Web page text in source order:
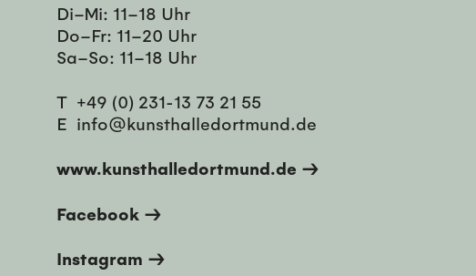
Di–Mi: 11–18 Uhr
Do–Fr: 11–20 Uhr
Sa–So: 11–18 Uhr
T +49 (0) 231-13 73 21 55
E info@kunsthalledortmund.de
www.kunsthalledortmund.de →
Facebook →
Instagram →